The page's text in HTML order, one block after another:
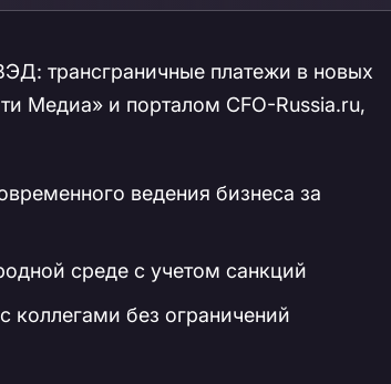
трансграничные платежи в новых
Медиа» и порталом CFO-Russia.ru,
ведения бизнеса за
среде с учетом санкций
без ограничений